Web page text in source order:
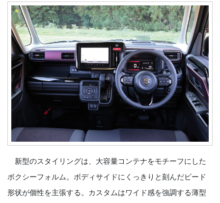
新型のスタイリングは、大容量コンテナをモチーフにした
ボクシーフォルム。ボディサイドにくっきりと刻んだビード
形状が個性を主張する。カスタムはワイド感を強調する薄型